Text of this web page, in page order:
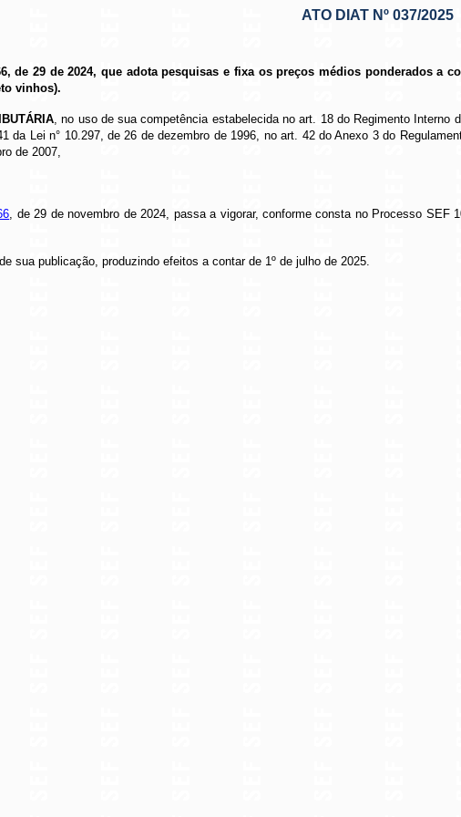
ATO DIAT Nº 037/2025
de 29 de 2024, que adota pesquisas e fixa os preços médios ponderados
vinhos).
, no uso de sua competência estabelecida no art. 18 do Regimento Interno
da Lei n° 10.297, de 26 de dezembro de 1996, no art. 42 do Anexo 3 do
de 2007,
, de 29 de novembro de 2024, passa a vigorar, conforme consta no Processo SEF
sua publicação, produzindo efeitos a contar de 1º de julho de 2025.